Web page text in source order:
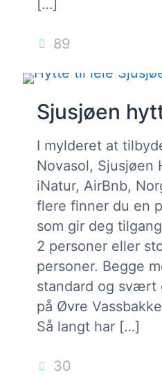
[…]
89
Sjusjøen
I mylderet at
Novasol, Sjusjøen
iNatur, AirBnb,
flere finner du en
som gir deg
2 personer eller
personer. Begge
standard og svært
på Øvre
Så langt har […]
30